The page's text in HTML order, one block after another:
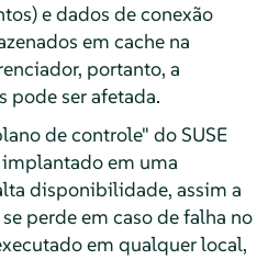
e dados de conexão
em cache na
portanto, a
pode ser afetada.
de controle" do SUSE
em uma
disponibilidade, assim a
perde em caso de falha no
em qualquer local,